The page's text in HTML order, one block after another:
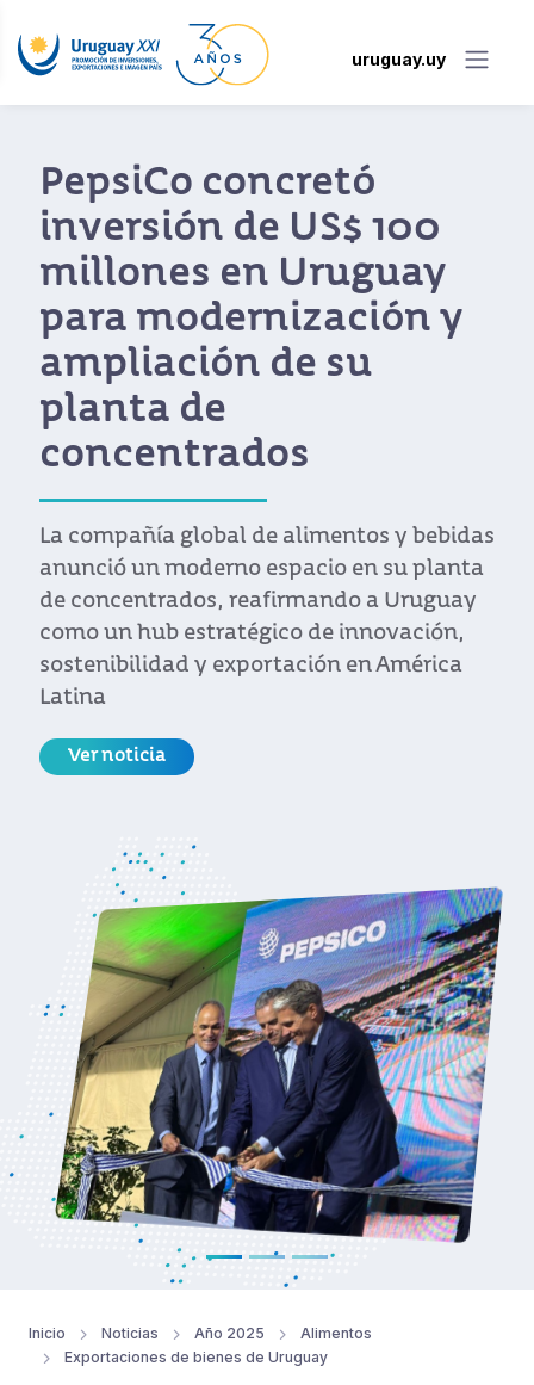
uruguay.uy
PepsiCo concretó
inversión de US$ 100
millones en Uruguay
para modernización y
ampliación de su
planta de
concentrados
La compañía global de alimentos y bebidas
anunció un moderno espacio en su planta
de concentrados, reafirmando a Uruguay
como un hub estratégico de innovación,
sostenibilidad y exportación en América
Latina
Ver noticia
Inicio Noticias Año 2025
Alimentos
Exportaciones de bienes de Uruguay